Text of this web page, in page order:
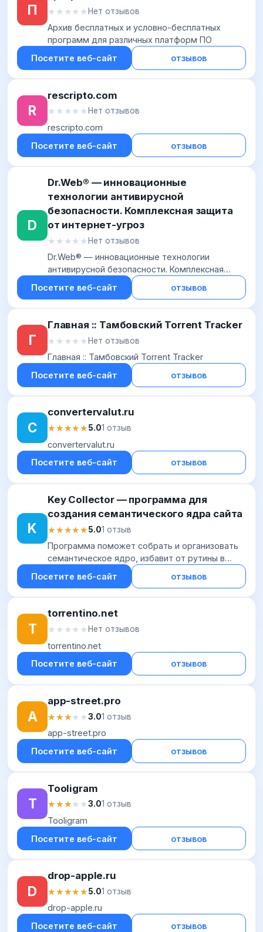
П ★★★★★
★★★★★ Нет отзывов
Архив бесплатных и условно-бесплатных
программ для различных платформ ПО
Посетите веб-сайт
отзывов
R
rescripto.com
★★★★★
★★★★★ Нет отзывов
rescripto.com
Посетите веб-сайт
отзывов
D
Dr.Web® — инновационные
технологии антивирусной
безопасности. Комплексная защита
от интернет-угроз
★★★★★
★★★★★ Нет отзывов
Dr.Web® — инновационные технологии
антивирусной безопасности. Комплексная
защита от интернет-угроз
Посетите веб-сайт отзывов
Г
Главная :: Тамбовский Torrent Tracker
★★★★★
★★★★★Нет отзывов
Главная :: Тамбовский Torrent Tracker
Посетите веб-сайт
отзывов
C
convertervalut.ru
★★★★★
★★★★★5.01 отзыв
convertervalut.ru
Посетите веб-сайт
отзывов
K
Key Collector — программа для
создания семантического ядра сайта
★★★★★
★★★★★5.01 отзыв
Программа поможет собрать и организовать
семантическое ядро, избавит от рутины в
процессах и подготовит отчеты по самым
эффективным запросам.
Посетите веб-сайт отзывов
T
torrentino.net
★★★★★
★★★★★ Нет отзывов
torrentino.net
Посетите веб-сайт
отзывов
A
app-street.pro
★★★★★
★★★★★3.01 отзыв
app-street.pro
Посетите веб-сайт
отзывов
T
Tooligram
★★★★★
★★★★★3.01 отзыв
Tooligram
Посетите веб-сайт
отзывов
D
drop-apple.ru
★★★★★
★★★★★5.01 отзыв
drop-apple.ru
Посетите веб-сайт
отзывов